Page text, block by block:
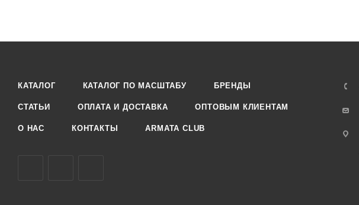
КАТАЛОГ КАТАЛОГ ПО МАСШТАБУ БРЕНДЫ
СТАТЬИ ОПЛАТА И ДОСТАВКА ОПТОВЫМ КЛИЕНТАМ
О НАС КОНТАКТЫ ARMATA CLUB